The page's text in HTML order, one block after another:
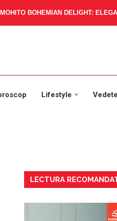
MOHITO BOHEMIAN DELIGHT:
Lifestyle Vedete
LECTURA